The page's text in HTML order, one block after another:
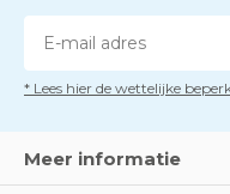
* Lees hier de wettelijke
Meer informatie